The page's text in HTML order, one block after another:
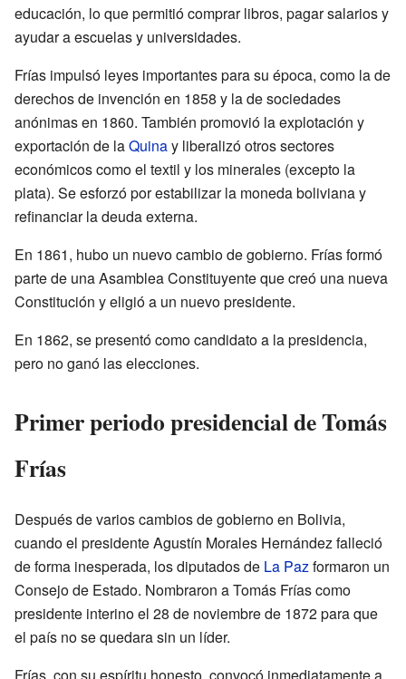
educación, lo que permitió comprar libros, pagar salarios y
ayudar a escuelas y universidades.
Frías impulsó leyes importantes para su época, como la de
derechos de invención en 1858 y la de sociedades
anónimas en 1860. También promovió la explotación y
exportación de laQuinay liberalizó otros sectores
económicos como el textil y los minerales (excepto la
plata). Se esforzó por estabilizar la moneda boliviana y
refinanciar la deuda externa.
En 1861, hubo un nuevo cambio de gobierno. Frías formó
parte de una Asamblea Constituyente que creó una nueva
Constitución y eligió a un nuevo presidente.
En 1862, se presentó como candidato a la presidencia,
pero no ganó las elecciones.
Primer periodo presidencial de Tomás
Frías
Después de varios cambios de gobierno en Bolivia,
cuando el presidente Agustín Morales Hernández falleció
de forma inesperada, los diputados de La Pazformaron un
Consejo de Estado. Nombraron a Tomás Frías como
presidente interino el 28 de noviembre de 1872 para que
el país no se quedara sin un líder.